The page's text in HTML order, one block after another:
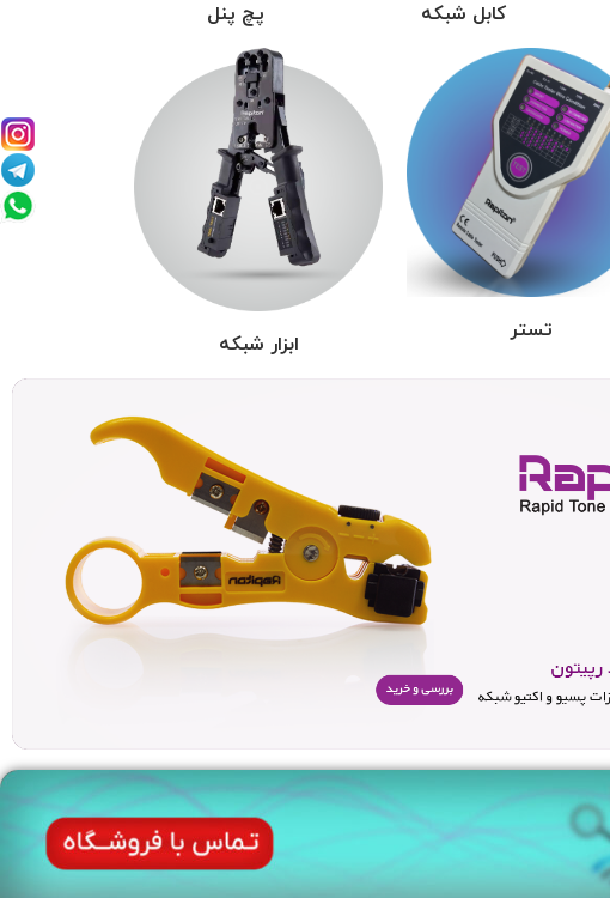
کابل شبکه پچ پنل
تستر
ابزار شبکه